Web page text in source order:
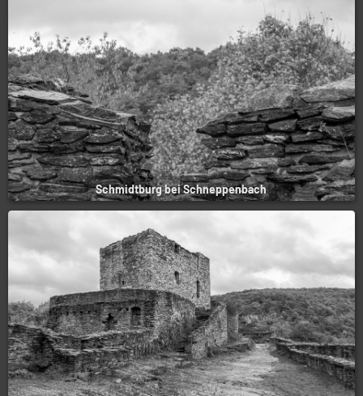
Schmidtburg bei Schneppenbach